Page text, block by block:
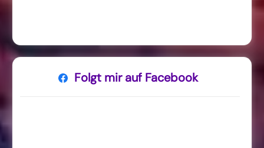
Folgt mir auf Facebook